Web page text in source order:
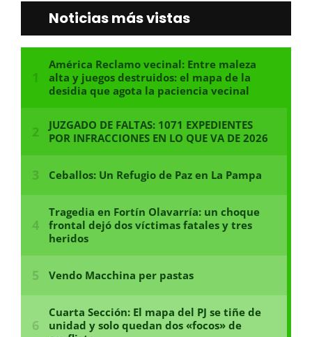
Noticias más vistas